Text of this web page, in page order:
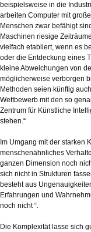
beispielsweise in die
arbeiten Computer mit
Menschen zwar befähigt
Maschinen riesige
vielfach etabliert, wenn es
oder die Entdeckung eines
kleine Abweichungen von
möglicherweise verborgen
Methoden seien künftig
Wettbewerb mit den so
Zentrum für Künstliche
stehen.“
Im Umgang mit der starken
menschenähnliches
ganzen Dimension noch
sich nicht in Strukturen
besteht aus
Erfahrungen und
noch nicht “.
Die Komplexität lasse sich